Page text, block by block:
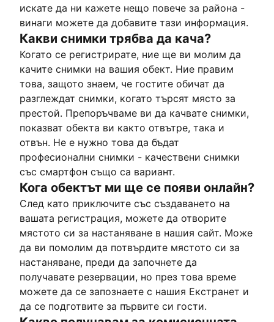
искате да ни кажете нещо повече за района -
винаги можете да добавите тази информация.
Какви снимки трябва да кача?
Когато се регистрирате, ние ще ви молим да
качите снимки на вашия обект. Ние правим
това, защото знаем, че гостите обичат да
разглеждат снимки, когато търсят място за
престой. Препоръчваме ви да качвате снимки,
показват обекта ви както отвътре, така и
отвън. Не е нужно това да бъдат
професионални снимки - качествени снимки
със смартфон също са вариант.
Кога обектът ми ще се появи онлайн?
След като приключите със създаването на
вашата регистрация, можете да отворите
мястото си за настаняване в нашия сайт. Може
да ви помолим да потвърдите мястото си за
настаняване, преди да започнете да
получавате резервации, но през това време
можете да се запознаете с нашия Екстранет и
да се подготвите за първите си гости.